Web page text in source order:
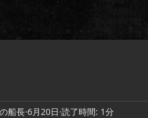
船長 6月20日 読了時間: 1分